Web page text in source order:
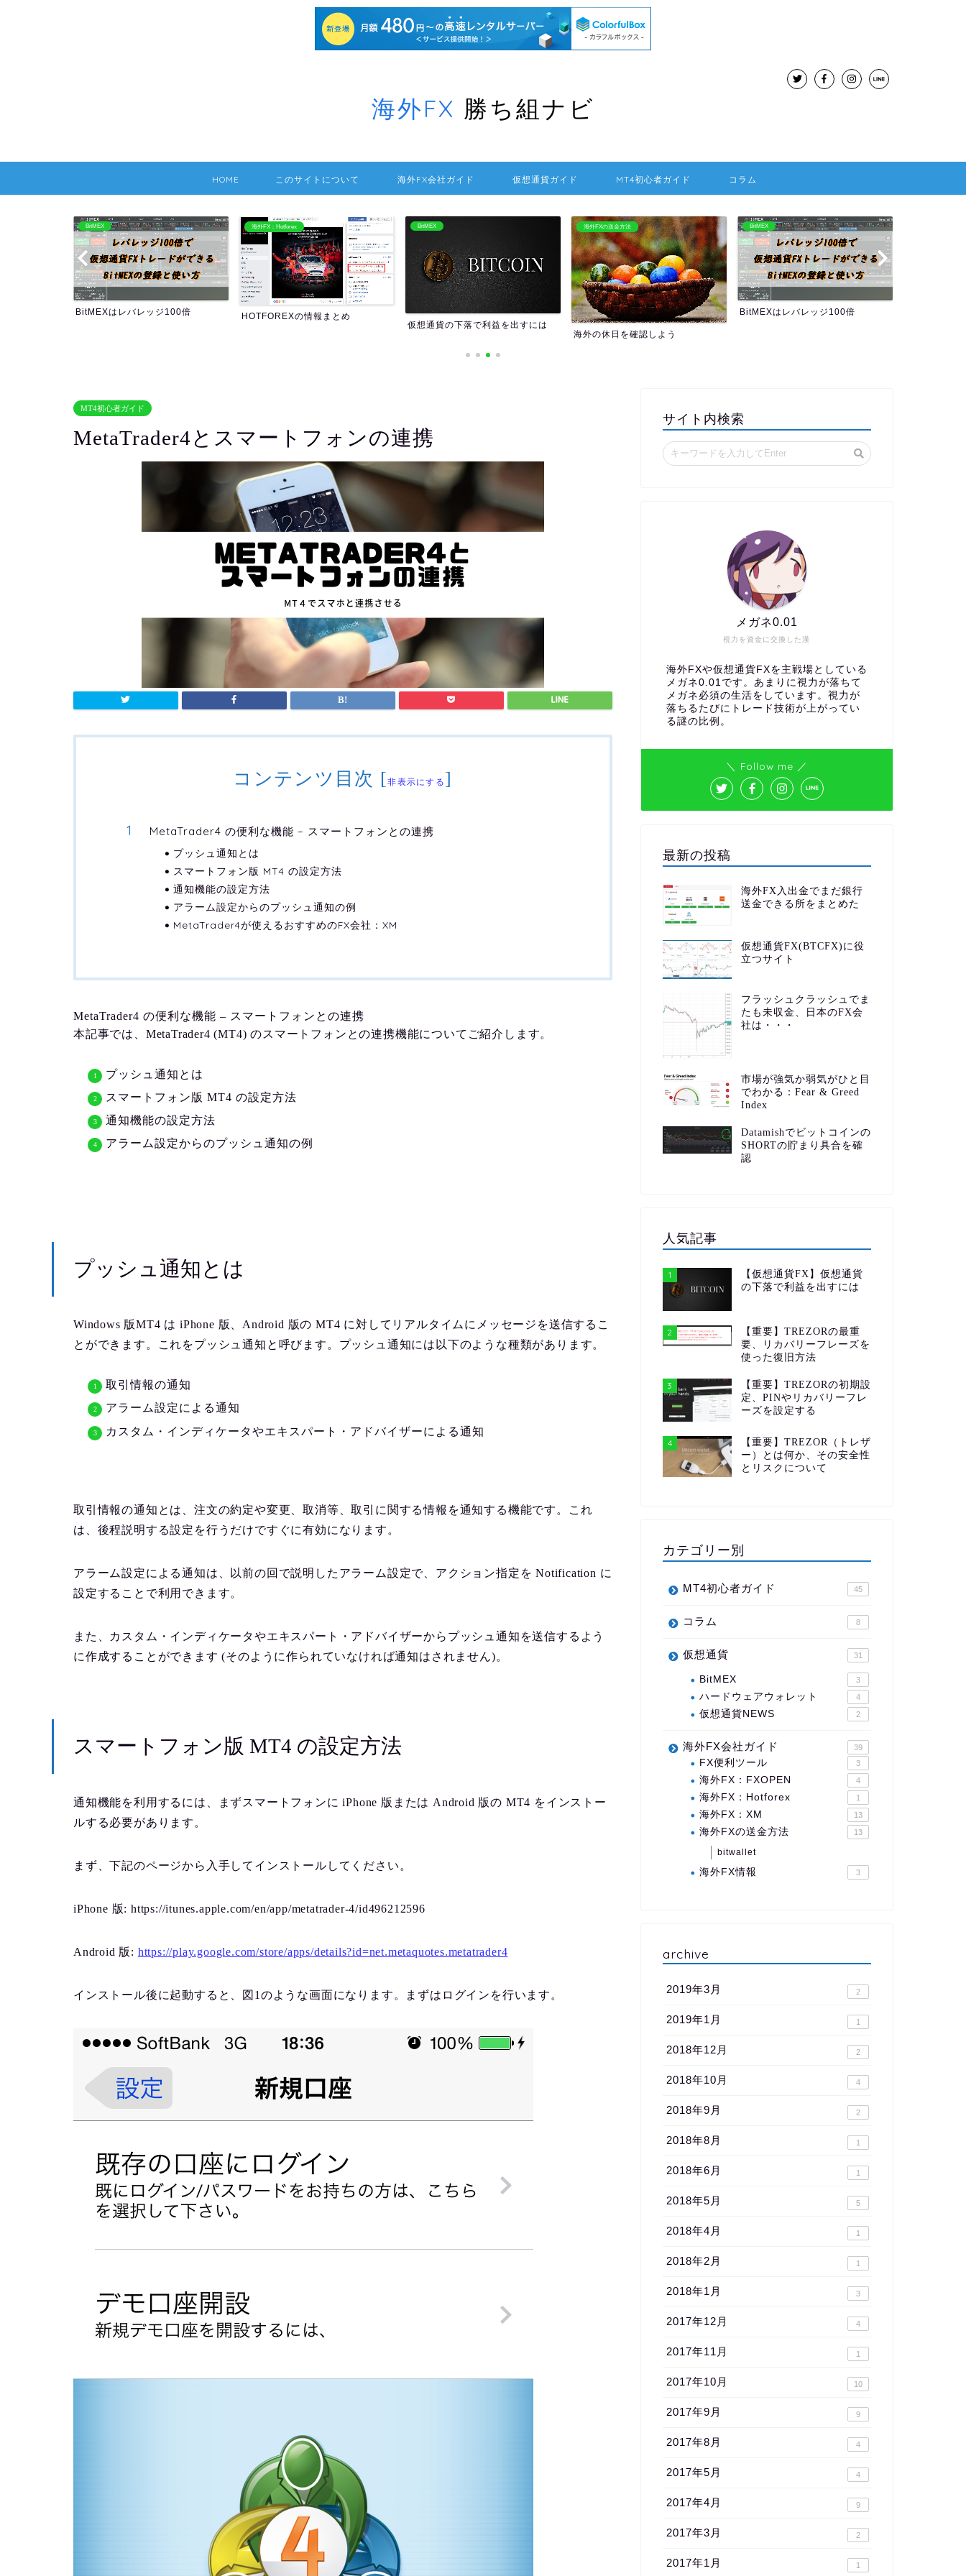
海外FX 勝ち組ナビ
HOME このサイトについて 海外FX会社ガイド 仮想通貨ガイド MT4初心者ガイド コラム
BitMEX
BitMEXはレバレッジ100倍
海外FX：Hotforex
HOTFOREXの情報まとめ
BitMEX
仮想通貨の下落で利益を出すには
海外FXの送金方法
海外の休日を確認しよう
BitMEX
BitMEXはレバレッジ100倍
MT4初心者ガイド
MetaTrader4とスマートフォンの連携
コンテンツ目次 [非表示にする ]
MetaTrader4 の便利な機能 – スマートフォンとの連携
プッシュ通知とは
スマートフォン版 MT4 の設定方法
通知機能の設定方法
アラーム設定からのプッシュ通知の例
MetaTrader4が使えるおすすめのFX会社：XM
MetaTrader4 の便利な機能 – スマートフォンとの連携
本記事では、MetaTrader4 (MT4) のスマートフォンとの連携機能についてご紹介します。
プッシュ通知とは
スマートフォン版 MT4 の設定方法
通知機能の設定方法
アラーム設定からのプッシュ通知の例
プッシュ通知とは
Windows 版MT4 は iPhone 版、Android 版の MT4 に対してリアルタイムにメッセージを送信するこ
とができます。これをプッシュ通知と呼びます。プッシュ通知には以下のような種類があります。
取引情報の通知
アラーム設定による通知
カスタム・インディケータやエキスパート・アドバイザーによる通知
取引情報の通知とは、注文の約定や変更、取消等、取引に関する情報を通知する機能です。これ
は、後程説明する設定を行うだけですぐに有効になります。
アラーム設定による通知は、以前の回で説明したアラーム設定で、アクション指定を Notification に
設定することで利用できます。
また、カスタム・インディケータやエキスパート・アドバイザーからプッシュ通知を送信するよう
に作成することができます (そのように作られていなければ通知はされません)。
スマートフォン版 MT4 の設定方法
通知機能を利用するには、まずスマートフォンに iPhone 版または Android 版の MT4 をインストー
ルする必要があります。
まず、下記のページから入手してインストールしてください。
iPhone 版: https://itunes.apple.com/en/app/metatrader-4/id496212596
Android 版: https://play.google.com/store/apps/details?id=net.metaquotes.metatrader4
インストール後に起動すると、図1のような画面になります。まずはログインを行います。
サイト内検索
視力を資金に交換した漢
メガネ0.01
海外FXや仮想通貨FXを主戦場としている
メガネ0.01です。あまりに視力が落ちて
メガネ必須の生活をしています。視力が
落ちるたびにトレード技術が上がってい
る謎の比例。
＼ Follow me ／
最新の投稿
海外FX入出金でまだ銀行
送金できる所をまとめた
仮想通貨FX(BTCFX)に役
立つサイト
フラッシュクラッシュでま
たも未収金、日本のFX会
社は・・・
市場が強気か弱気がひと目
でわかる：Fear & Greed
Index
Datamishでビットコインの
SHORTの貯まり具合を確
認
人気記事
1
【仮想通貨FX】仮想通貨
の下落で利益を出すには
2
【重要】TREZORの最重
要、リカバリーフレーズを
使った復旧方法
3
【重要】TREZORの初期設
定、PINやリカバリーフレ
ーズを設定する
4
【重要】TREZOR（トレザ
ー）とは何か、その安全性
とリスクについて
カテゴリー別
MT4初心者ガイド 45
コラム 8
仮想通貨 31
BitMEX 3
ハードウェアウォレット 4
仮想通貨NEWS 2
海外FX会社ガイド 39
FX便利ツール 3
海外FX：FXOPEN 4
海外FX：Hotforex 1
海外FX：XM 13
海外FXの送金方法 13
bitwallet
海外FX情報 3
archive
2019年3月 2
2019年1月 1
2018年12月 2
2018年10月 4
2018年9月 2
2018年8月 1
2018年6月 1
2018年5月 5
2018年4月 1
2018年2月 1
2018年1月 3
2017年12月 4
2017年11月 1
2017年10月 10
2017年9月 9
2017年8月 4
2017年5月 4
2017年4月 9
2017年3月 2
2017年1月 1